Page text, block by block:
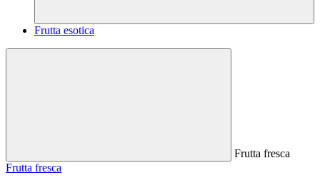
Frutta esotica
Frutta fresca
Frutta fresca